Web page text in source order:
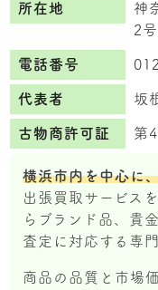
所在地
神
2
電話番号
代表者 坂
古物商許可証 第
横浜市内を中心に
出張買取サービス
らブランド品、貴
査定に対応する専
商品の品質と市場